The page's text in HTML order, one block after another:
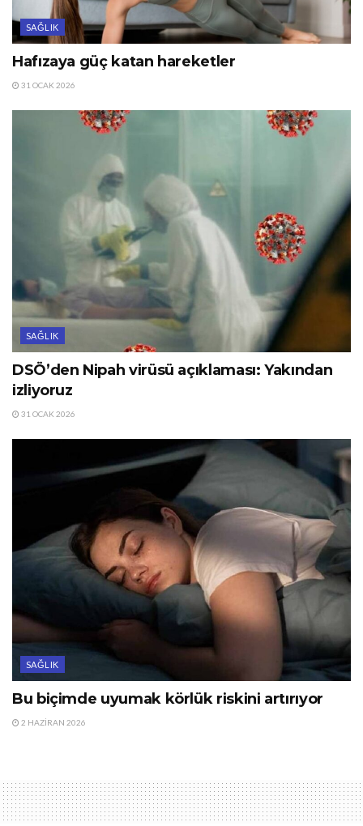
SAĞLIK
Hafızaya güç katan hareketler
31 OCAK 2026
SAĞLIK
DSÖ’den Nipah virüsü açıklaması: Yakından
izliyoruz
31 OCAK 2026
SAĞLIK
Bu biçimde uyumak körlük riskini artırıyor
2 HAZIRAN 2026